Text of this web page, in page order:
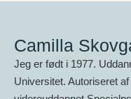
Camilla
Jeg er født i 1977.
Universitet. Autoriseret